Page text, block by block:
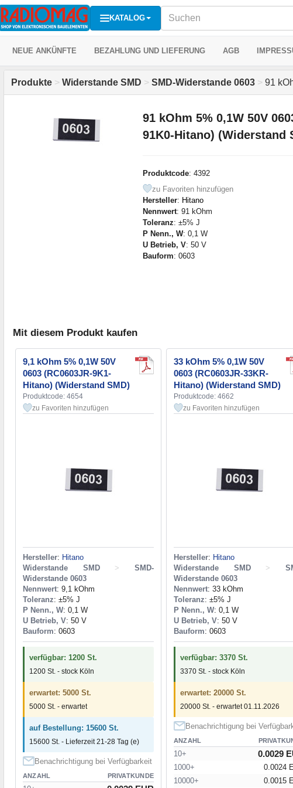
KATALOG
NEUE ANKÜNFTE BEZAHLUNG UND LIEFERUNG AGB
Produkte > Widerstande SMD > SMD-Widerstande 0603 > 91
91 kOhm 5% 0,1W 50V
91K0-Hitano) (Widerstand
Produktcode: 4392
zu Favoriten hinzufügen
Hersteller: Hitano
Nennwert: 91 kOhm
Toleranz: ±5% J
P Nenn., W: 0,1 W
U Betrieb, V: 50 V
Bauform: 0603
Mit diesem Produkt kaufen
9,1 kOhm 5% 0,1W 50V
0603 (RC0603JR-9K1-
Hitano) (Widerstand SMD)
Produktcode: 4654
zu Favoriten hinzufügen
Hersteller: Hitano
Widerstande SMD
>
SMD-
Widerstande 0603
Nennwert: 9,1 kOhm
Toleranz: ±5% J
P Nenn., W: 0,1 W
U Betrieb, V: 50 V
Bauform: 0603
verfügbar: 1200 St.
1200 St. - stock Köln
erwartet: 5000 St.
5000 St. - erwartet
auf Bestellung: 15600 St.
15600 St. - Lieferzeit 21-28 Tag (e)
Benachrichtigung bei Verfügbarkeit
ANZAHL PRIVATKUNDE
33 kOhm 5% 0,1W 50V
0603 (RC0603JR-33KR-
Hitano) (Widerstand SMD)
Produktcode: 4662
zu Favoriten hinzufügen
Hersteller: Hitano
Widerstande SMD
>
Widerstande 0603
Nennwert: 33 kOhm
Toleranz: ±5% J
P Nenn., W: 0,1 W
U Betrieb, V: 50 V
Bauform: 0603
verfügbar: 3370 St.
3370 St. - stock Köln
erwartet: 20000 St.
20000 St. - erwartet 01.11.2026
Benachrichtigung bei
ANZAHL
10+ 0.0029
1000+
0.0024
10000+
0.0015